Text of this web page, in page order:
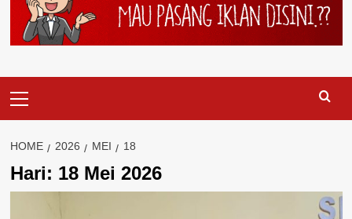
Menu
HOME 2026 MEI 18
Hari: 18 Mei 2026